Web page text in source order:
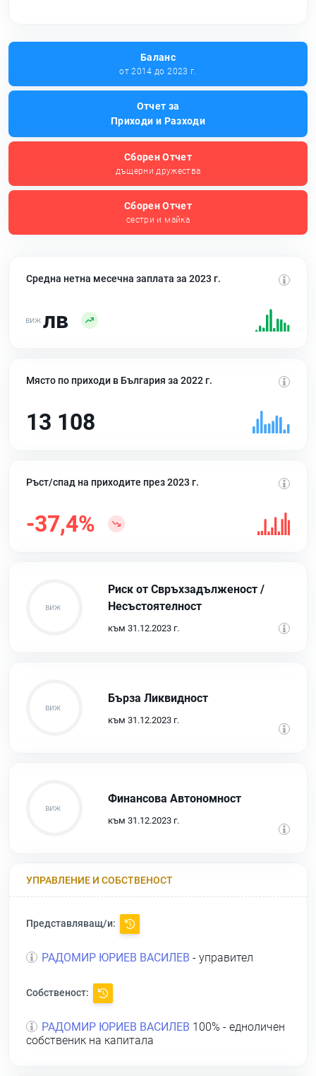
Баланс
от 2014 до 2023 г.
Отчет за
Приходи и Разходи
Сборен Отчет
дъщерни дружества
Сборен Отчет
сестри и майка
Средна нетна месечна заплата за 2023 г.
лв
Място по приходи в България за 2022 г.
13 108
Ръст/спад на приходите през 2023 г.
-37,4%
Риск от Свръхзадълженост /
Несъстоятелност
към 31.12.2023 г.
Бърза Ликвидност
към 31.12.2023 г.
Финансова Автономност
към 31.12.2023 г.
УПРАВЛЕНИЕ И СОБСТВЕНОСТ
Представляващ/и:
РАДОМИР ЮРИЕВ ВАСИЛЕВ - управител
Собственост:
РАДОМИР ЮРИЕВ ВАСИЛЕВ 100% - едноличен
собственик на капитала